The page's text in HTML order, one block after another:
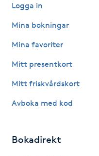
Klippning & Slingor
Koppningsmassage
Kroppsinpackning
Logga in
Mina bokningar
Mina favoriter
Mitt presentkort
Mitt friskvårdskort
Avboka med kod
Bokadirekt